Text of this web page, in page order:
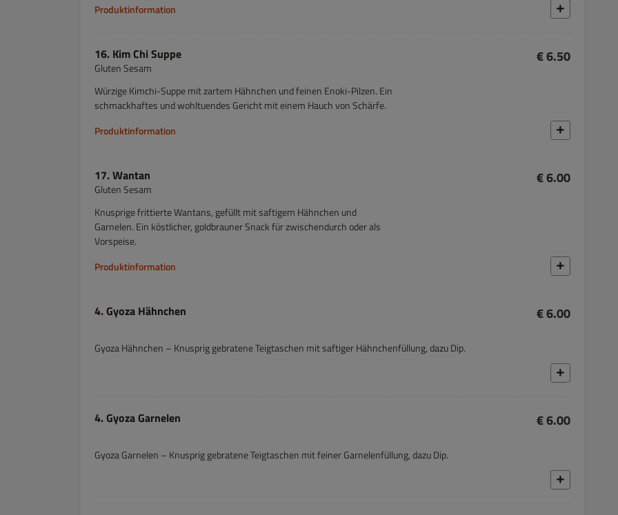
Produktinformation
16. Kim Chi Suppe
Gluten Sesam
€ 6.50
Würzige Kimchi-Suppe mit zartem Hähnchen und feinen Enoki-Pilzen. Ein
schmackhaftes und wohltuendes Gericht mit einem Hauch von Schärfe.
Produktinformation
17. Wantan
Gluten Sesam
€ 6.00
Knusprige frittierte Wantans, gefüllt mit saftigem Hähnchen und
Garnelen. Ein köstlicher, goldbrauner Snack für zwischendurch oder als
Vorspeise.
Produktinformation
4. Gyoza Hähnchen € 6.00
Gyoza Hähnchen – Knusprig gebratene Teigtaschen mit saftiger Hähnchenfüllung, dazu Dip.
4. Gyoza Garnelen € 6.00
Gyoza Garnelen – Knusprig gebratene Teigtaschen mit feiner Garnelenfüllung, dazu Dip.